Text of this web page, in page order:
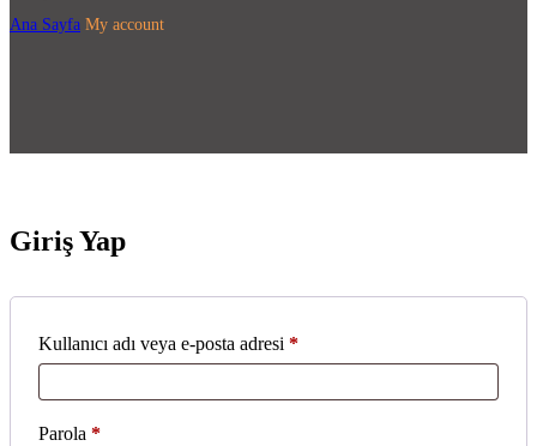
Ana Sayfa My account
Giriş Yap
Kullanıcı adı veya e-posta adresi *
Parola *